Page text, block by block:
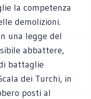
la competenza
demolizioni.
una legge del
abbattere,
battaglie
dei Turchi, in
posti al